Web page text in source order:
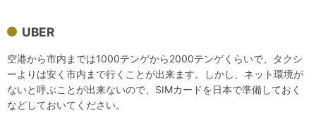
UBER
空港から市内までは1000テンゲから2000テンゲくらいで、タクシ
ーよりは安く市内まで行くことが出来ます。しかし、ネット環境が
ないと呼ぶことが出来ないので、SIMカードを日本で準備しておく
などしておいてください。